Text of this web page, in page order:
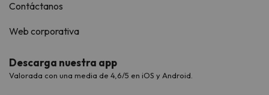
Contáctanos
Web corporativa
Descarga nuestra app
Valorada con una media de 4,6/5 en iOS y Android.